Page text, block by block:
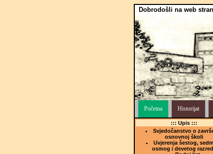
Dobrodošli na web
Početna Historijat
::: Upis :::
Svjedočanstvo o
osnovnoj školi
Uvjerenja šestog,
osmog i devetog